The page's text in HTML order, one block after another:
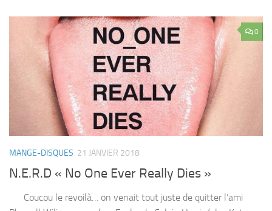
0
MANGE-DISQUES 21 JANVIER 2018
N.E.R.D « No One Ever Really Dies »
Coucou le revoilà… on venait tout juste de quitter l’ami